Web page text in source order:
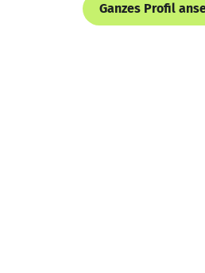
Ganzes Profil